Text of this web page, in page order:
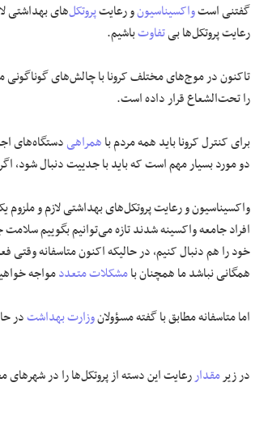
گفتنی استواکسیناسیونو رعایتپروتکل‌های بهداشتی
رعایت پروتکل‌ها بیتفاوتباشیم.
تاکنون در موج‌های مختلف کرونا با چالش‌های گوناگونی
را تحت‌الشعاع قرار داده است.
برای کنترل کرونا باید همه مردم باهمراهیدستگاه‌های
دو مورد بسیار مهم است که باید با جدییت دنبال شود،
افراد جامعه واکسینه شدند تازه می‌توانیم بگوییم
خود را هم دنبال کنیم، در حالیکه اکنون متاسفانه
همگانی نباشد ما همچنان بامشکلات متعددمواجه
اما متاسفانه مطابق با گفته مسؤولانوزارت بهداشتدر
در زیرمقداررعایت این دسته از پروتکل‌ها را در